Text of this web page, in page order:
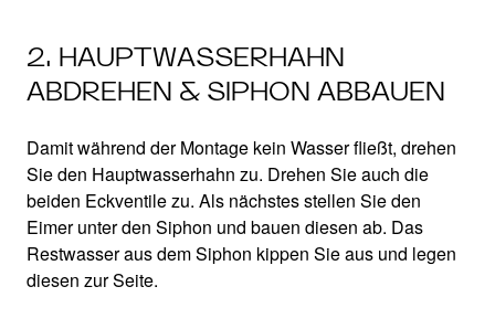
2. HAUPTWASSERHAHN
ABDREHEN & SIPHON ABBAUEN
Damit während der Montage kein Wasser fließt, drehen
Sie den Hauptwasserhahn zu. Drehen Sie auch die
beiden Eckventile zu. Als nächstes stellen Sie den
Eimer unter den Siphon und bauen diesen ab. Das
Restwasser aus dem Siphon kippen Sie aus und legen
diesen zur Seite.